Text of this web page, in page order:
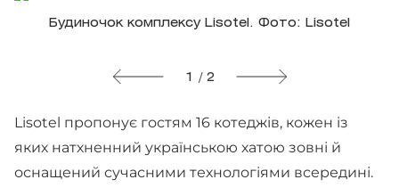
Будиночок комплексу Lisotel. Фото: Lisotel
1 / 2
Lisotel пропонує гостям 16 котеджів, кожен із
яких натхненний українською хатою зовні й
оснащений сучасними технологіями всередині.